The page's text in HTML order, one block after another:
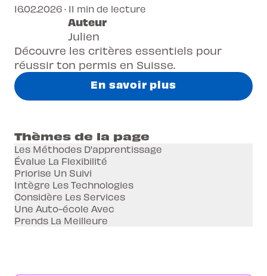
Découvre les critères essentiels pour
réussir ton permis en Suisse.
En savoir plus
16.02.2026 · 11 min de lecture
Auteur
Julien
Thèmes de la page
Les Méthodes D'apprentissage
Évalue La Flexibilité
Priorise Un Suivi
Intègre Les Technologies
Considère Les Services
Une Auto-école Avec
Prends La Meilleure